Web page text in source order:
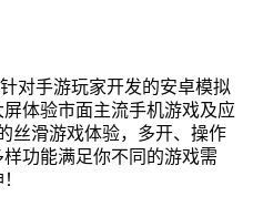
对手游玩家开发的安卓模拟
体验市面主流手机游戏及应
丝滑游戏体验，多开、操作
功能满足你不同的游戏需